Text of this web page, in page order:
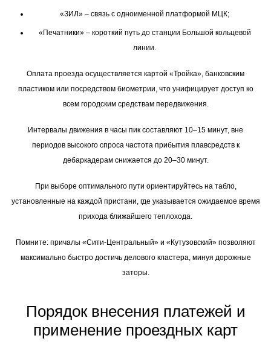
«ЗИЛ» – связь с одноименной платформой МЦК;
«Печатники» – короткий путь до станции Большой кольцевой
линии.
Оплата проезда осуществляется картой «Тройка», банковским
пластиком или посредством биометрии, что унифицирует доступ ко
всем городским средствам передвижения.
Интервалы движения в часы пик составляют 10–15 минут, вне
периодов высокого спроса частота прибытия плавсредств к
дебаркадерам снижается до 20–30 минут.
При выборе оптимального пути ориентируйтесь на табло,
установленные на каждой пристани, где указывается ожидаемое время
прихода ближайшего теплохода.
Помните: причалы «Сити-Центральный» и «Кутузовский» позволяют
максимально быстро достичь делового кластера, минуя дорожные
заторы.
Порядок внесения платежей и
применение проездных карт